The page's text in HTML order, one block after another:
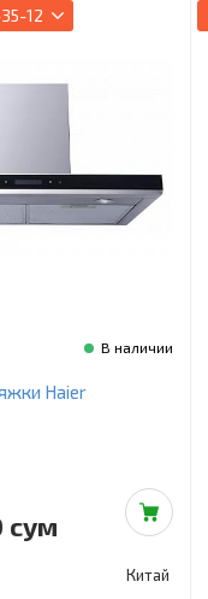
12
В наличии
Haier
сум
Китай